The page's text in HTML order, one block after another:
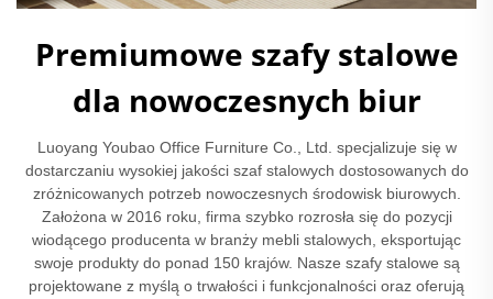
Premiumowe szafy stalowe
dla nowoczesnych biur
Luoyang Youbao Office Furniture Co., Ltd. specjalizuje się w
dostarczaniu wysokiej jakości szaf stalowych dostosowanych do
zróżnicowanych potrzeb nowoczesnych środowisk biurowych.
Założona w 2016 roku, firma szybko rozrosła się do pozycji
wiodącego producenta w branży mebli stalowych, eksportując
swoje produkty do ponad 150 krajów. Nasze szafy stalowe są
projektowane z myślą o trwałości i funkcjonalności oraz oferują